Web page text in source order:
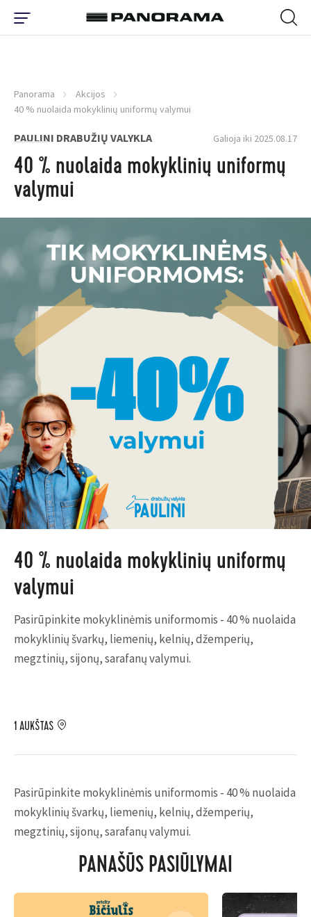
Panorama
Akcijos
40 % nuolaida mokyklinių uniformų valymui
PAULINI DRABUŽIŲ VALYKLA Galioja iki 2025.08.17
40 % nuolaida mokyklinių uniformų
valymui
40 % nuolaida mokyklinių uniformų
valymui
Pasirūpinkite mokyklinėmis uniformomis - 40 % nuolaida
mokyklinių švarkų, liemenių, kelnių, džemperių,
megztinių, sijonų, sarafanų valymui.
1 AUKŠTAS
Pasirūpinkite mokyklinėmis uniformomis - 40 % nuolaida
mokyklinių švarkų, liemenių, kelnių, džemperių,
megztinių, sijonų, sarafanų valymui.
PANAŠŪS PASIŪLYMAI